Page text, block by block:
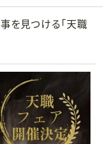
を見つける「天職